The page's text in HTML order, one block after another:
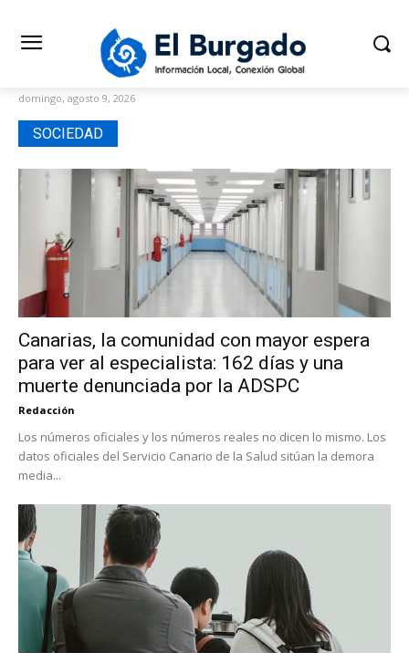
domingo, agosto 9, 2026
SOCIEDAD
Canarias, la comunidad con mayor espera
para ver al especialista: 162 días y una
muerte denunciada por la ADSPC
Redacción
Los números oficiales y los números reales no dicen lo mismo. Los
datos oficiales del Servicio Canario de la Salud sitúan la demora
media...